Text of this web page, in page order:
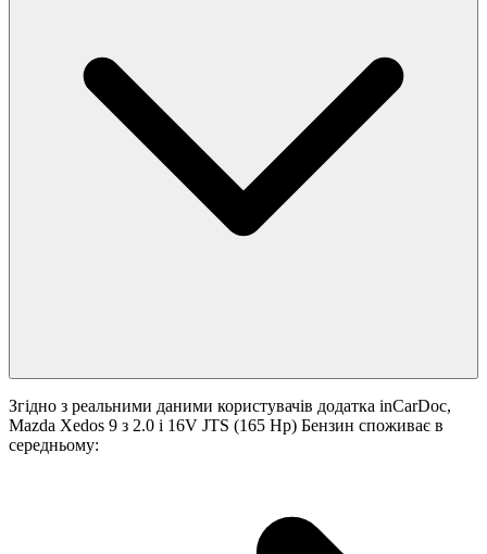
Згідно з реальними даними користувачів додатка inCarDoc,
Mazda Xedos 9 з 2.0 i 16V JTS (165 Hp) Бензин споживає в
середньому: